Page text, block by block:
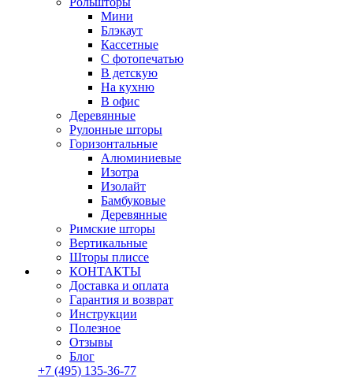
Мини
Блэкаут
Кассетные
С фотопечатью
В детскую
На кухню
В офис
Деревянные
Рулонные шторы
Горизонтальные
Алюминиевые
Изотра
Изолайт
Бамбуковые
Деревянные
Римские шторы
Вертикальные
Шторы плиссе
КОНТАКТЫ
Доставка и оплата
Гарантия и возврат
Инструкции
Полезное
Отзывы
Блог
+7 (495) 135-36-77